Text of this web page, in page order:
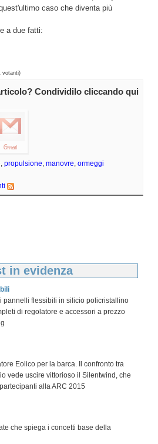
caso che diventa più
a due fatti:
votanti)
Condividilo cliccando qui
, propulsione, manovre, ormeggi
in evidenza
pannelli flessibili in silicio policristallino
di regolatore e accessori a prezzo
Eolico per la barca. Il confronto tra
vede uscire vittorioso il Silentwind, che
alla ARC 2015
che spiega i concetti base della